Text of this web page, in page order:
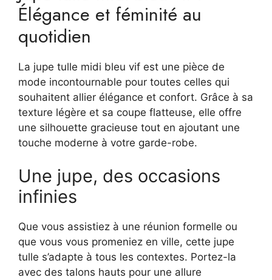
Élégance et féminité au
quotidien
La jupe tulle midi bleu vif est une pièce de
mode incontournable pour toutes celles qui
souhaitent allier élégance et confort. Grâce à sa
texture légère et sa coupe flatteuse, elle offre
une silhouette gracieuse tout en ajoutant une
touche moderne à votre garde-robe.
Une jupe, des occasions
infinies
Que vous assistiez à une réunion formelle ou
que vous vous promeniez en ville, cette jupe
tulle s’adapte à tous les contextes. Portez-la
avec des talons hauts pour une allure